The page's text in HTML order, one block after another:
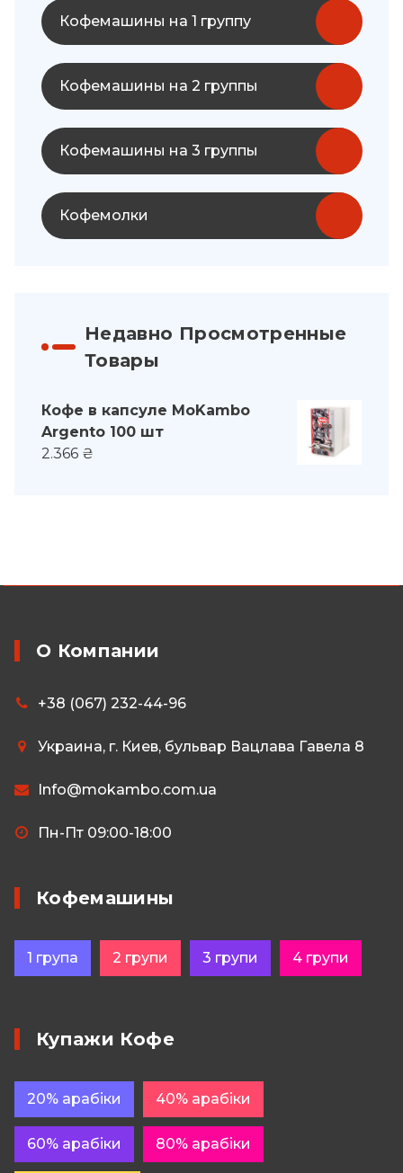
Кофемашины на 1 группу
Кофемашины на 2 группы
Кофемашины на 3 группы
Кофемолки
Недавно Просмотренные
Товары
Кофе в капсуле MoKambo
Argento 100 шт
2.366 ₴
О Компании
+38 (067) 232-44-96
Украина, г. Киев, бульвар Вацлава Гавела 8
Info@mokambo.com.ua
Пн-Пт 09:00-18:00
Кофемашины
1 група 2 групи 3 групи 4 групи
Купажи Кофе
20% арабіки 40% арабіки
60% арабіки 80% арабіки